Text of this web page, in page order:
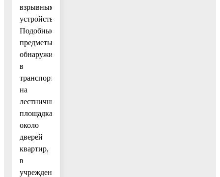
взрывными
устройствами.
Подобные
предметы
обнаруживают
в
транспорте,
на
лестничных
площадках,
около
дверей
квартир,
в
учреждениях